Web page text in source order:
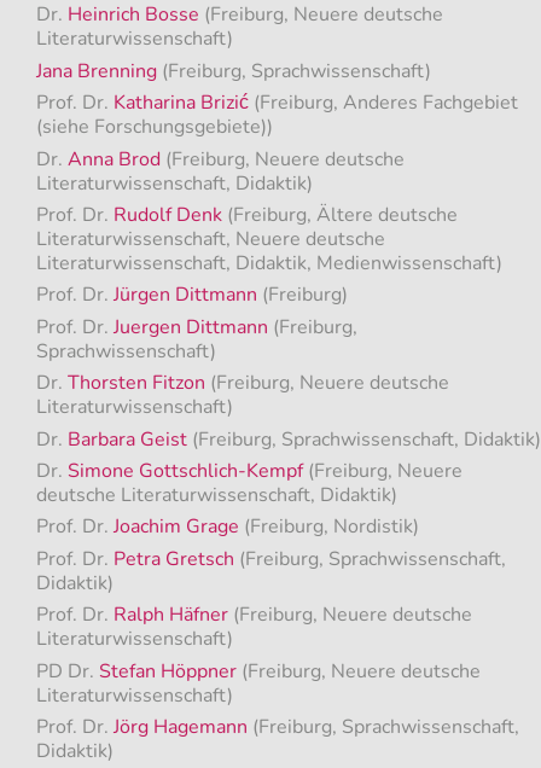
Dr. Heinrich Bosse (Freiburg, Neuere deutsche
Literaturwissenschaft)
Jana Brenning (Freiburg, Sprachwissenschaft)
Prof. Dr. Katharina Brizić (Freiburg, Anderes Fachgebiet
(siehe Forschungsgebiete))
Dr. Anna Brod (Freiburg, Neuere deutsche
Literaturwissenschaft, Didaktik)
Prof. Dr. Rudolf Denk (Freiburg, Ältere deutsche
Literaturwissenschaft, Neuere deutsche
Literaturwissenschaft, Didaktik, Medienwissenschaft)
Prof. Dr. Jürgen Dittmann (Freiburg)
Prof. Dr. Juergen Dittmann (Freiburg,
Sprachwissenschaft)
Dr. Thorsten Fitzon (Freiburg, Neuere deutsche
Literaturwissenschaft)
Dr. Barbara Geist (Freiburg, Sprachwissenschaft, Didaktik)
Dr. Simone Gottschlich-Kempf(Freiburg, Neuere
deutsche Literaturwissenschaft, Didaktik)
Prof. Dr. Joachim Grage (Freiburg, Nordistik)
Prof. Dr. Petra Gretsch (Freiburg, Sprachwissenschaft,
Didaktik)
Prof. Dr. Ralph Häfner (Freiburg, Neuere deutsche
Literaturwissenschaft)
PD Dr. Stefan Höppner (Freiburg, Neuere deutsche
Literaturwissenschaft)
Prof. Dr. Jörg Hagemann (Freiburg, Sprachwissenschaft,
Didaktik)